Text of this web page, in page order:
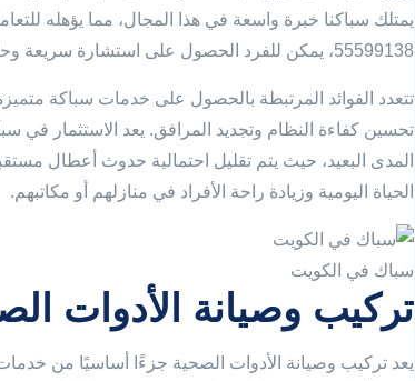
يمتلك سباكنا خبرة واسعة في هذا المجال، مما يؤهله
55599138، يمكن للفرد الحصول على استشارة سريعة وحلول فورية تلبي احتياجاته الخاصة.
تتعدد الفوائد المرتبطة بالحصول على خدمات سباكة
تحسين كفاءة النظام وتجديد المرافق. يعد الاستثمار
المدى البعيد، حيث يتم تقليل احتمالية حدوث أعطال
الحياة اليومية وزيادة راحة الأفراد في منازلهم أو مكاتبهم.
سباك في الكويت
تركيب وصيانة الأدوات
يعد تركيب وصيانة الأدوات الصحية جزءًا أساسيًا من